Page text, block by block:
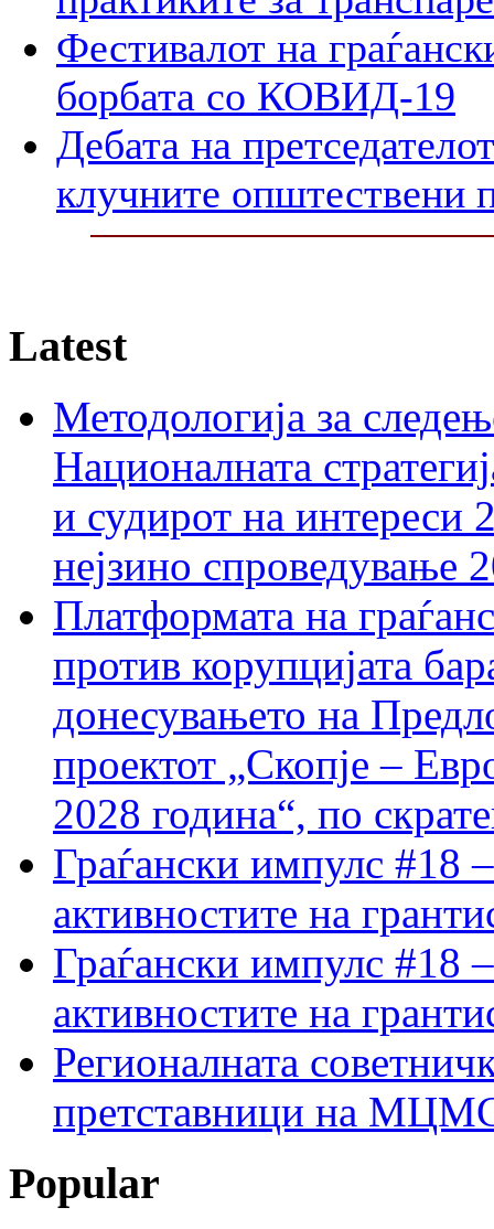
Фестивалот на
борбата со КОВИД-19
Дебата на
клучните општествени
Latest
Методологија за
Националната
и судирот на интереси
нејзино спроведување
Платформата на
против корупцијата
донесувањето на
проектот „Скопје –
2028 година“, по
Граѓански импулс #18
активностите на
Граѓански импулс #18
активностите на
Регионалната
претставници на МЦМС
Popular